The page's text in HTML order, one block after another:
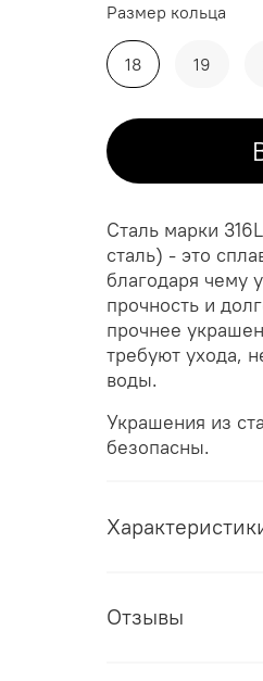
Размер кольца
18 19
Сталь марки
сталь) - это
благодаря чему
прочность и
прочнее
требуют ухода,
воды.
Украшения из
безопасны.
Отзывы